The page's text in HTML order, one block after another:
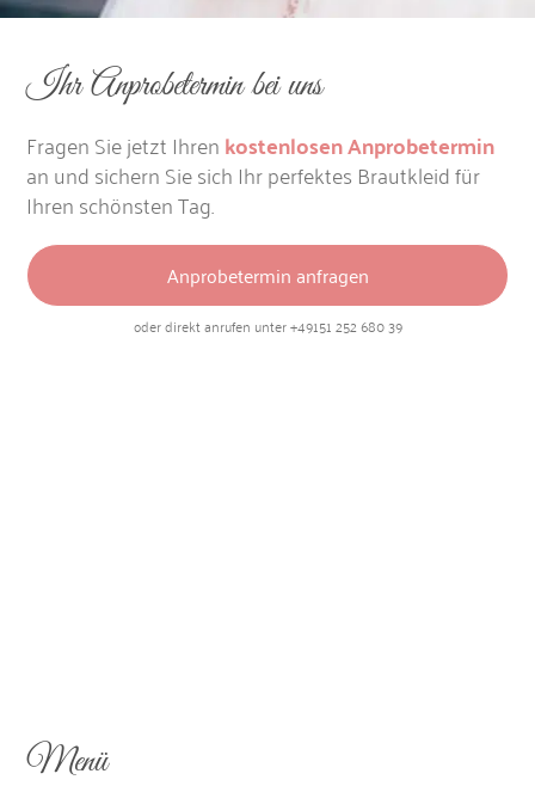
Ihr Anprobetermin bei uns
Fragen Sie jetzt Ihrenkostenlosen Anprobetermin
an und sichern Sie sich Ihr perfektes Brautkleid für
Ihren schönsten Tag.
Anprobetermin anfragen
oder direkt anrufen unter +49151 252 680 39
Menü